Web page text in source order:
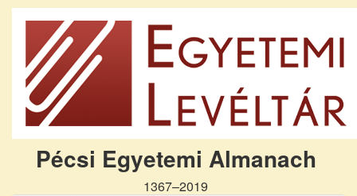
Pécsi Egyetemi Almanach
1367–2019